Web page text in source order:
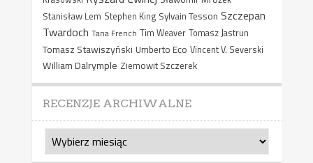
Stanisław Lem Stephen King Sylvain Tesson Szczepan
Twardoch Tana French Tim Weaver Tomasz Jastrun
Tomasz Stawiszyński Umberto Eco Vincent V. Severski
William Dalrymple Ziemowit Szczerek
RECENZJE ARCHIWALNE
Recenzje
archiwalne